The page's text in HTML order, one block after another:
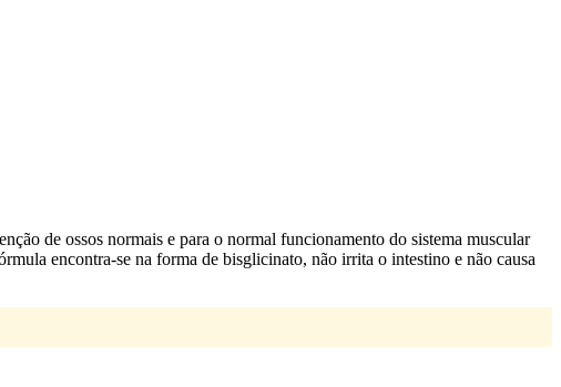
de ossos normais e para o normal funcionamento do sistema muscular
encontra-se na forma de bisglicinato, não irrita o intestino e não causa